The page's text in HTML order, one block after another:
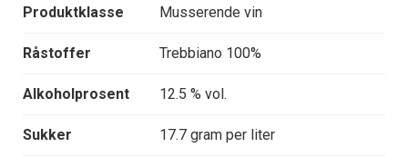
Produktklasse Musserende vin
Råstoffer Trebbiano 100%
Alkoholprosent 12.5 % vol.
Sukker 17.7 gram per liter